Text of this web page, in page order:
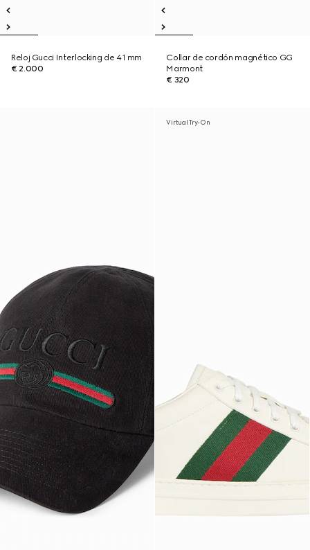
Reloj Gucci Interlocking de 41 mm
€ 2.000
Collar de cordón magnético GG
Marmont
€ 320
Virtual Try-On